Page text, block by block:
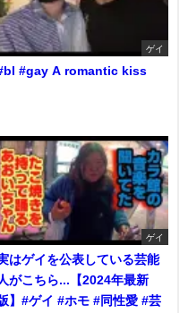
ゲイ
#gay A romantic kiss
ゲイ
はゲイを公表している芸能
人がこちら...【2024年最新
】#ゲイ #ホモ #同性愛 #芸